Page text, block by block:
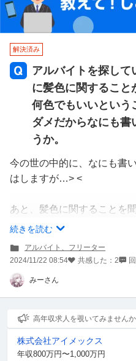
解決済み
アルバイトを探して
に髪色に関すること
何色でもいいという
ダメだからなにも書
うか。
今の世の中的に、なにも書
はしますが…> <
あと、髪色に関することを
る前にその店舗に電話をし
続きを読む
アルバイト、フリーター
2024/11/22 08:54
共感した： 2
みーさん
高年収求人を覗いてみませんか
株式会社アイメックス
年収800万円〜1,000万円